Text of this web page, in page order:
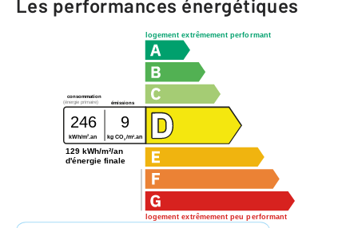
Les performances énergétiques
logement extrêmement performant
logement extrêmement peu performant
consommation
émissions
(énergie primaire)
246 9
kWh/m2.an kg CO2 /m2 .an
129 kWh/m²/an
d'énergie finale